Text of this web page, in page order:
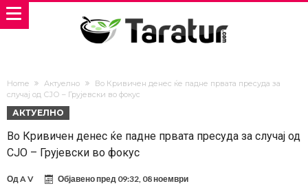
Home Актуелно
Во Кривичен денес ќе падне првата пресуда за
случај од СЈО – Грујевски во фокус
АКТУЕЛНО
Во Кривичен денес ќе падне првата пресуда за случај од
СЈО – Грујевски во фокус
ОдA V Објавено пред 09:32, 08 ноември